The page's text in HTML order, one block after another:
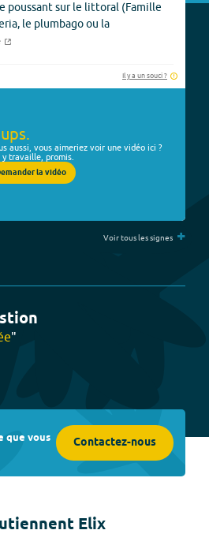
poussant sur le littoral (Famille
le plumbago ou la
Il y a un souci ?
aussi, vous aimeriez voir une vidéo ici ?
y travaille, promis.
la vidéo
Voir tous les signes +
"
que vous Contactez-nous
Elix